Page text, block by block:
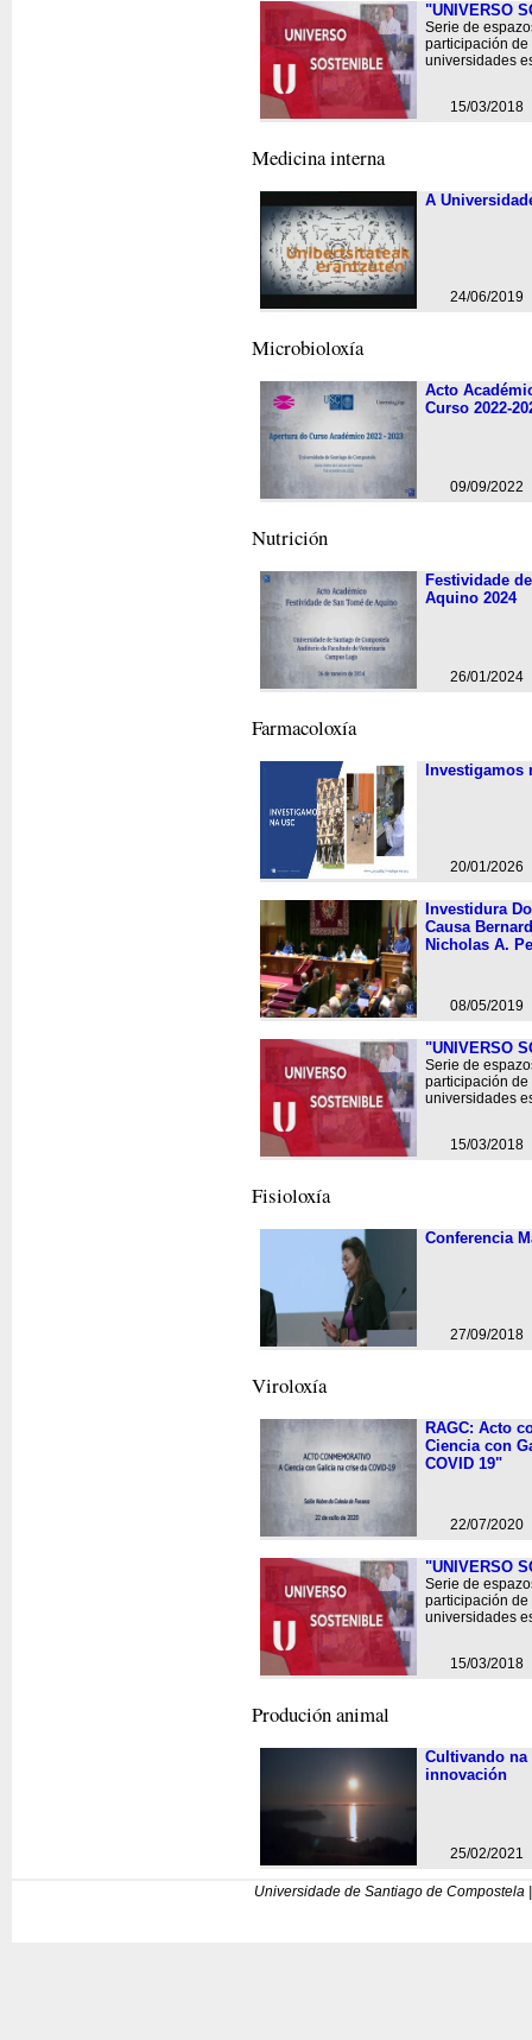
"UNIVERSO
Serie de
participación
universidades
15/03/2018
Medicina interna
A
24/06/2019
Microbioloxí­a
Acto
Curso 2022-
09/09/2022
Nutrición
Festividade
Aquino 2024
26/01/2024
Farmacoloxí­a
Investigamos
20/01/2026
Investidura
Causa
Nicholas A.
08/05/2019
"UNIVERSO
Serie de
participación
universidades
15/03/2018
Fisioloxí­a
Conferencia
27/09/2018
Viroloxí­a
RAGC: Acto
Ciencia con
COVID 19"
22/07/2020
"UNIVERSO
Serie de
participación
universidades
15/03/2018
Produción animal
Cultivando
innovación
25/02/2021
Universidade de Santiago de